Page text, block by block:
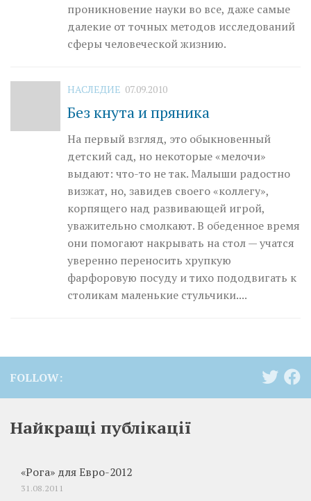
проникновение науки во все, даже самые
далекие от точных методов исследований
сферы человеческой жизнию.
НАСЛЕДИЕ 07.09.2010
Без кнута и пряника
На первый взгляд, это обыкновенный
детский сад, но некоторые «мелочи»
выдают: что-то не так. Малыши радостно
визжат, но, завидев своего «коллегу»,
корпящего над развивающей игрой,
уважительно смолкают. В обеденное время
они помогают накрывать на стол — учатся
уверенно переносить хрупкую
фарфоровую посуду и тихо пододвигать к
столикам маленькие стульчики....
FOLLOW:
Найкращі публікації
«Рога» для Евро-2012
31.08.2011